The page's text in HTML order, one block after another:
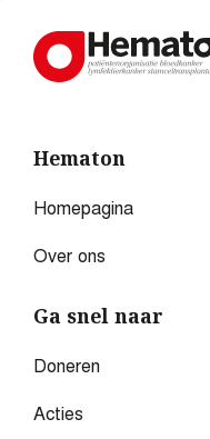
Hematon
Homepagina
Over ons
Ga snel naar
Doneren
Acties